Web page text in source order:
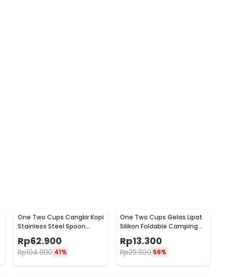
One Two Cups Cangkir Kopi
Stainless Steel Spoon
Saucer Cup 120ml - 201
Rp62.900
Rp104.900 41%
One Two Cups Gelas Lipat
Silikon Foldable Camping
with Strap 200ml - F120
Rp13.300
Rp29.900 56%